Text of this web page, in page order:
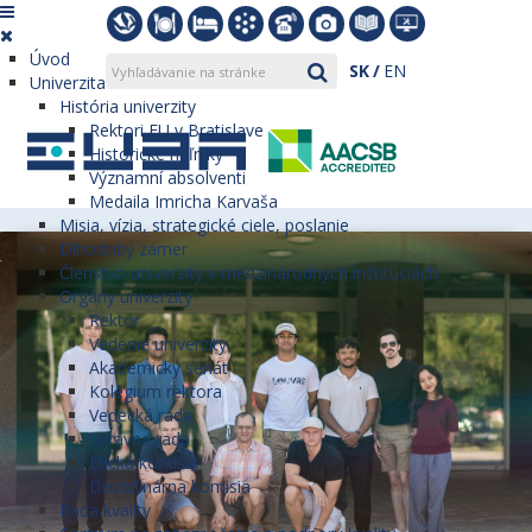
SK EN
Úvod
Univerzita
História univerzity
Rektori EU v Bratislave
Historické míľniky
Významní absolventi
Medaila Imricha Karvaša
Misia, vízia, strategické ciele, poslanie
Dlhodobý zámer
Členstvo univerzity v medzinárodných inštitúciách
Orgány univerzity
Rektor
Vedenie univerzity
Akademický senát
Kolégium rektora
Vedecká rada
Správna rada
Etická komisia
Disciplinárna komisia
Rada kvality